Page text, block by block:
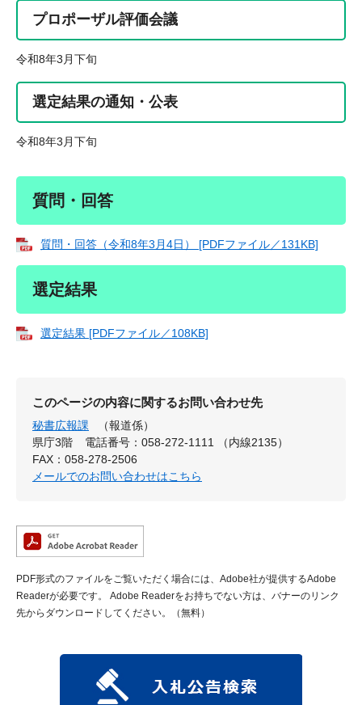
プロポーザル評価会議
令和8年3月下旬
選定結果の通知・公表
令和8年3月下旬
質問・回答
質問・回答（令和8年3月4日） [PDFファイル／131KB]
選定結果
選定結果 [PDFファイル／108KB]
このページの内容に関するお問い合わせ先
秘書広報課
（報道係）
県庁3階
電話番号：058-272-1111 （内線2135）
FAX：058-278-2506
メールでのお問い合わせはこちら
PDF形式のファイルをご覧いただく場合には、Adobe社が提供するAdobe
Readerが必要です。
Adobe Readerをお持ちでない方は、バナーのリンク
先からダウンロードしてください。（無料）